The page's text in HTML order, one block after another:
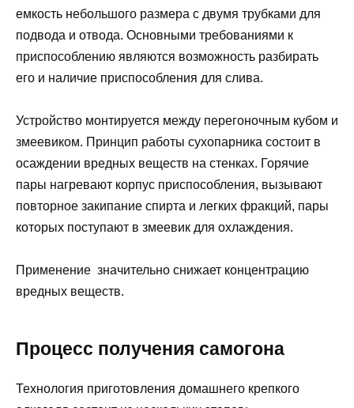
емкость небольшого размера с двумя трубками для
подвода и отвода. Основными требованиями к
приспособлению являются возможность разбирать
его и наличие приспособления для слива.
Устройство монтируется между перегоночным кубом и
змеевиком. Принцип работы сухопарника состоит в
осаждении вредных веществ на стенках. Горячие
пары нагревают корпус приспособления, вызывают
повторное закипание спирта и легких фракций, пары
которых поступают в змеевик для охлаждения.
Применение значительно снижает концентрацию
вредных веществ.
Процесс получения самогона
Технология приготовления домашнего крепкого